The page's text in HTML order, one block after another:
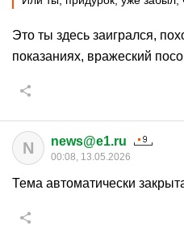
Это ты здесь заигрался,
показаниях, вражеский
N news@e1.ru
00:08, 13.05.2026
Тема автоматически